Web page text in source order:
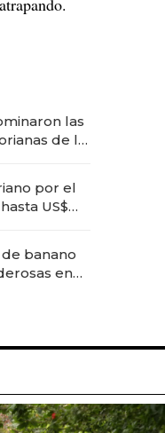
las
de la
por el
US$
banano
en